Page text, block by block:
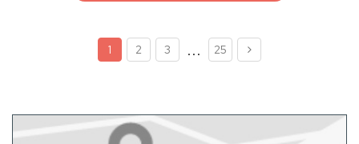
1 2 3 ... 25